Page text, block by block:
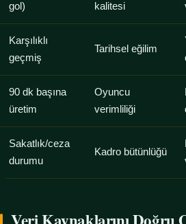
gol)
kalitesi
Karşılıklı
geçmiş
Tarihsel eğilim
90 dk başına
üretim
Oyuncu
verimliliği
Sakatlık/ceza
durumu
Kadro bütünlüğü